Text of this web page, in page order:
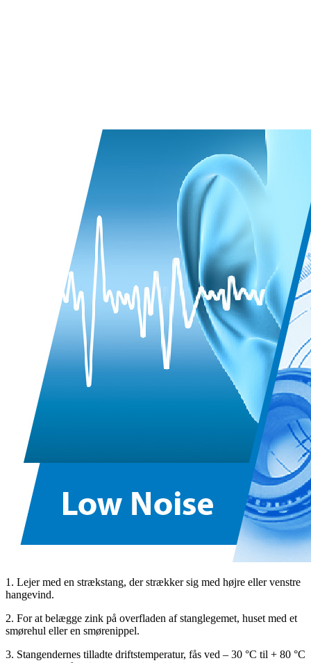
1. Lejer med en strækstang, der strækker sig med højre eller venstre
hangevind.
2. For at belægge zink på overfladen af ​​stanglegemet, huset med et
smørehul eller en smørenippel.
3. Stangendernes tilladte driftstemperatur, fås ved – 30 °C til + 80 °C